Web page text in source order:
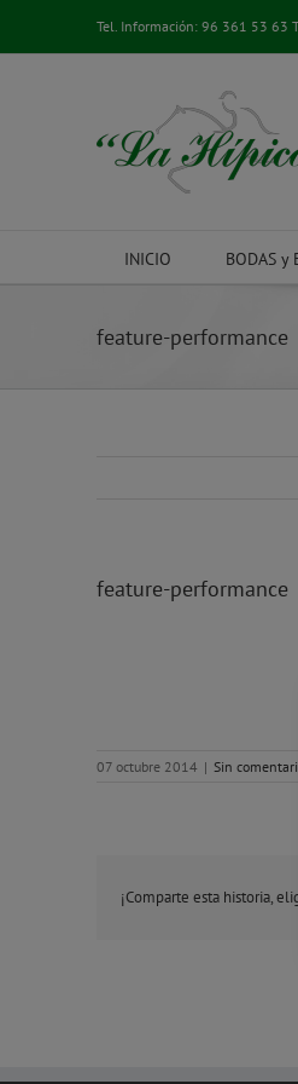
contenido
Tel. Información:96 361 53 63
INICIO BODAS y
feature-performance
feature-performance
07 octubre 2014 | Sin
¡Comparte esta historia,